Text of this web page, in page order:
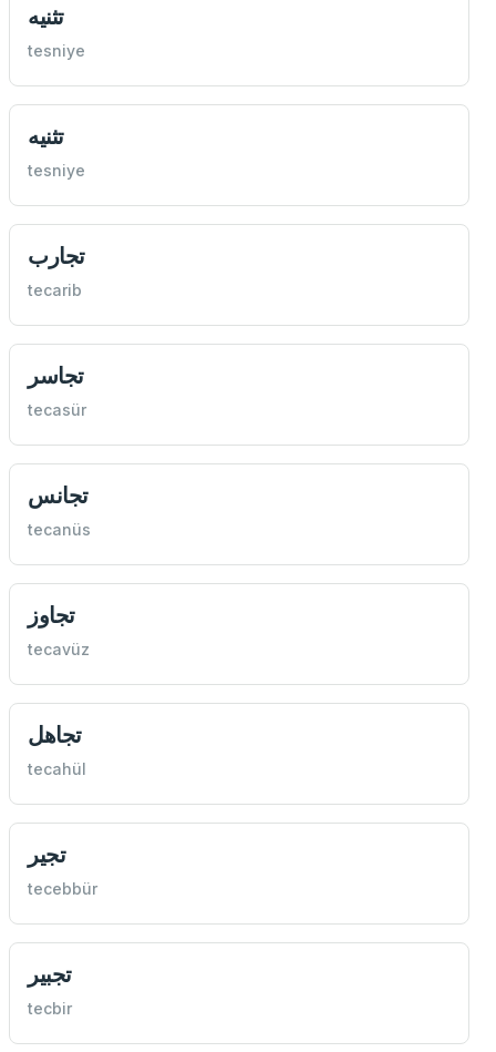
تثنيه
tesniye
تثنيه
tesniye
تجارب
tecarib
تجاسر
tecasür
تجانس
tecanüs
تجاوز
tecavüz
تجاهل
tecahül
تجير
tecebbür
تجبير
tecbir